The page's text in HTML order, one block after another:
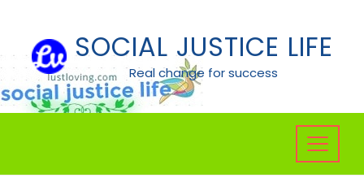
content
SOCIAL JUSTICE LIFE
Real change for success